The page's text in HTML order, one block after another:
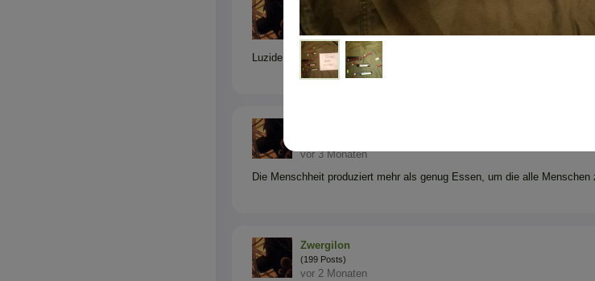
Zwergilon
vor 5 Monaten
Luzide Träume können sich bei zwei sehr nah zusammenliegenden
vor 3 Monaten
Die Menschheit produziert mehr als genug Essen, um die alle
Zwergilon
(199 Posts)
vor 2 Monaten